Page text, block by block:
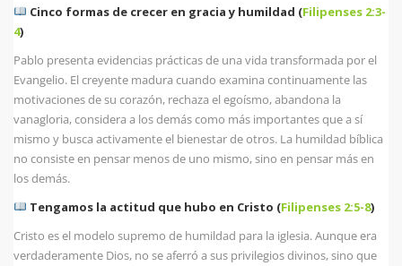
Cinco formas de crecer en gracia y humildad (Filipenses 2:3-
4)
Pablo presenta evidencias prácticas de una vida transformada por el
Evangelio. El creyente madura cuando examina continuamente las
motivaciones de su corazón, rechaza el egoísmo, abandona la
vanagloria, considera a los demás como más importantes que a sí
mismo y busca activamente el bienestar de otros. La humildad bíblica
no consiste en pensar menos de uno mismo, sino en pensar más en
los demás.
Tengamos la actitud que hubo en Cristo (Filipenses 2:5-8)
Cristo es el modelo supremo de humildad para la iglesia. Aunque era
verdaderamente Dios, no se aferró a sus privilegios divinos, sino que